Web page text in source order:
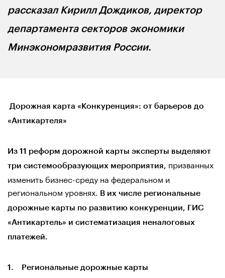
рассказал Кирилл Дождиков, директор
департамента секторов экономики
Минэкономразвития России.
Дорожная карта «Конкуренция»: от барьеров до
«Антикартеля»
Из 11 реформ дорожной карты эксперты выделяют
три системообразующих мероприятия, призванных
изменить бизнес-среду на федеральном и
региональном уровнях. В их числе региональные
дорожные карты по развитию конкуренции, ГИС
«Антикартель» и систематизация неналоговых
платежей.
1. Региональные дорожные карты